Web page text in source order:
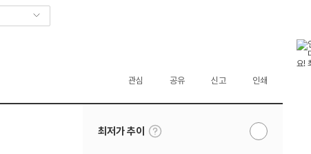
관심 공유 신고 인쇄
최저가 추이
툴
팁
알